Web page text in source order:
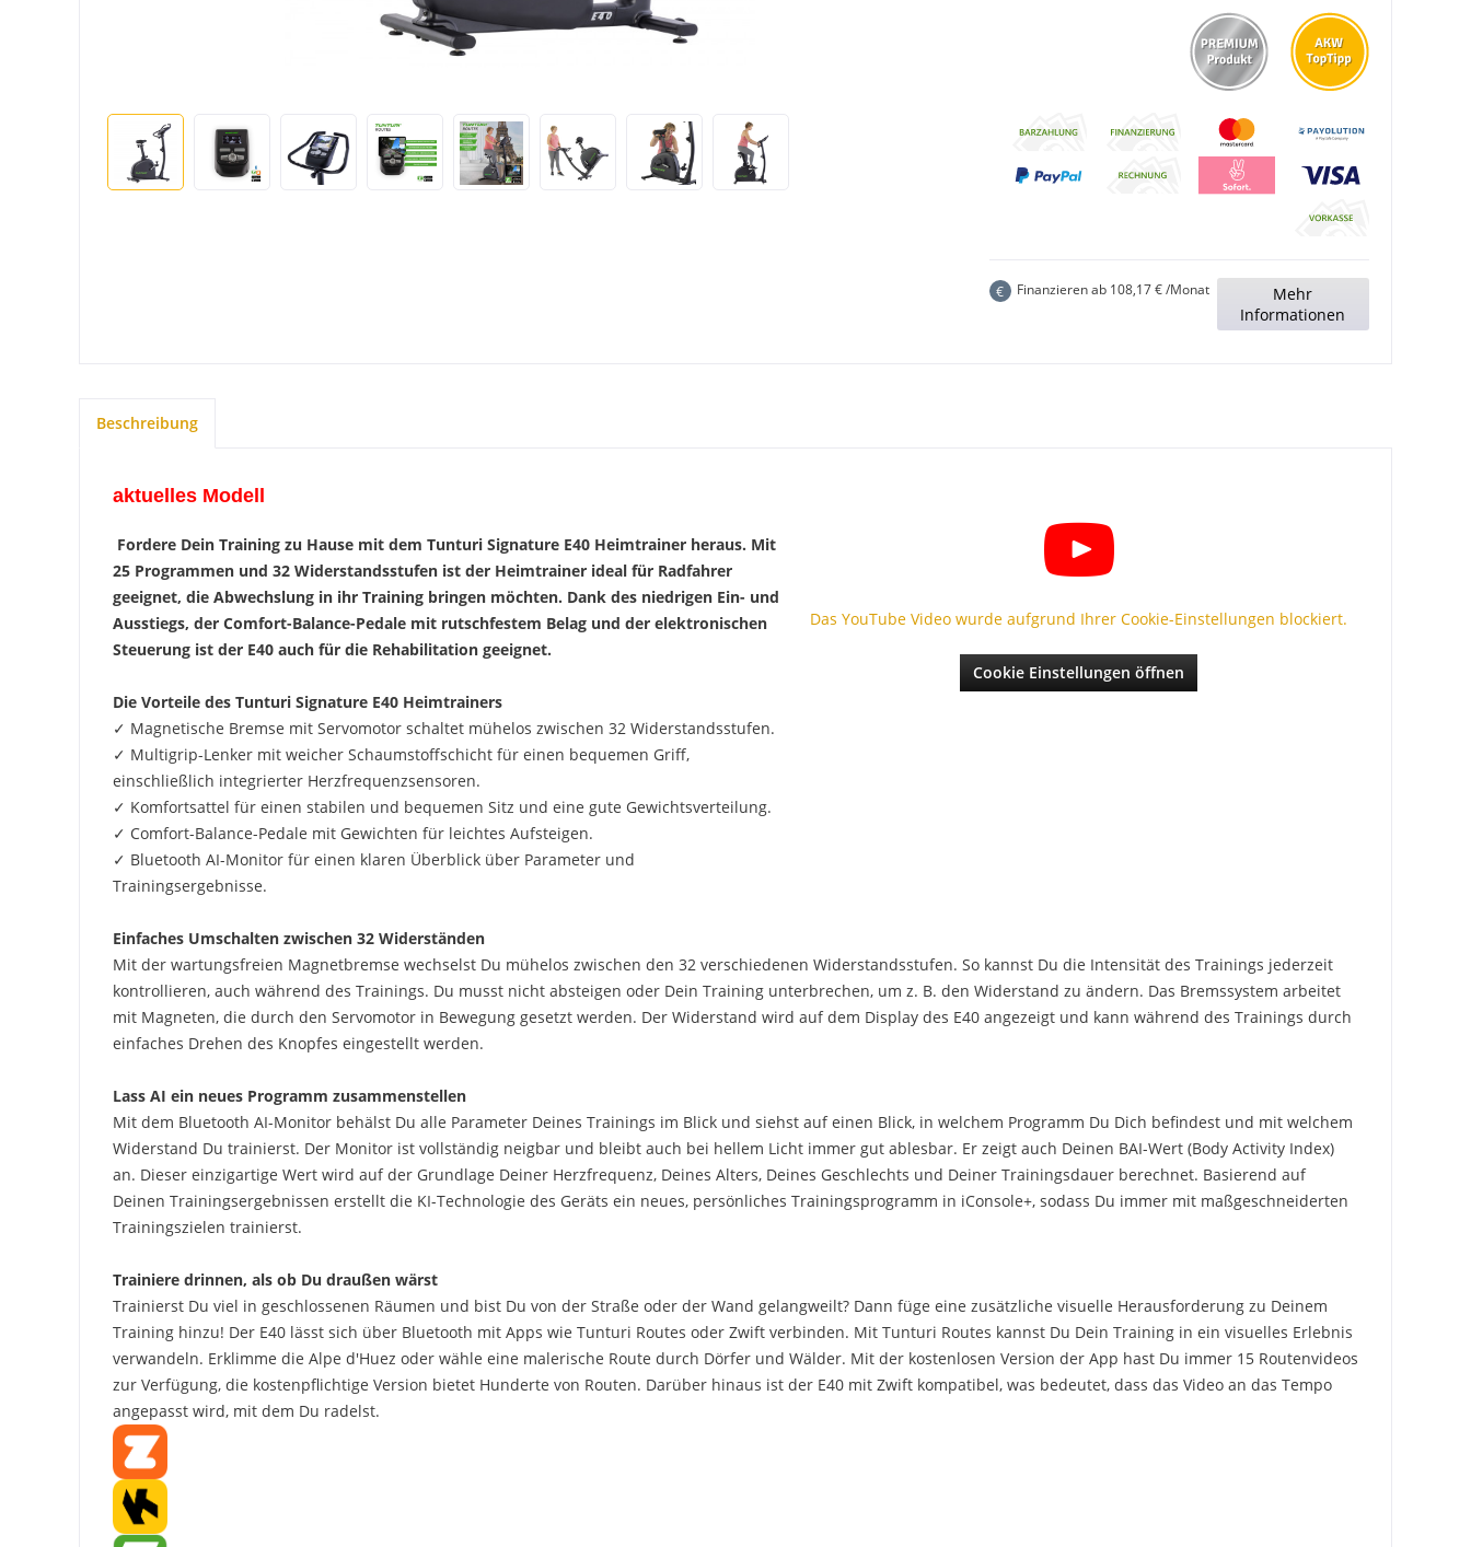
€ Finanzieren ab 108,17€ /Monat
Mehr
Informationen
Beschreibung
Das YouTube Video wurde aufgrund Ihrer Cookie-Einstellungen blockiert.
Cookie Einstellungen öffnen
aktuelles Modell
Fordere Dein Training zu Hause mit dem Tunturi Signature E40 Heimtrainer heraus. Mit
25 Programmen und 32 Widerstandsstufen ist der Heimtrainer ideal für Radfahrer
geeignet, die Abwechslung in ihr Training bringen möchten. Dank des niedrigen Ein- und
Ausstiegs, der Comfort-Balance-Pedale mit rutschfestem Belag und der elektronischen
Steuerung ist der E40 auch für die Rehabilitation geeignet.
Die Vorteile des Tunturi Signature E40 Heimtrainers
✓ Magnetische Bremse mit Servomotor schaltet mühelos zwischen 32 Widerstandsstufen.
✓ Multigrip-Lenker mit weicher Schaumstoffschicht für einen bequemen Griff,
einschließlich integrierter Herzfrequenzsensoren.
✓ Komfortsattel für einen stabilen und bequemen Sitz und eine gute Gewichtsverteilung.
✓ Comfort-Balance-Pedale mit Gewichten für leichtes Aufsteigen.
✓ Bluetooth AI-Monitor für einen klaren Überblick über Parameter und
Trainingsergebnisse.
Einfaches Umschalten zwischen 32 Widerständen
Mit der wartungsfreien Magnetbremse wechselst Du mühelos zwischen den 32 verschiedenen Widerstandsstufen. So kannst Du die Intensität des Trainings jederzeit
kontrollieren, auch während des Trainings. Du musst nicht absteigen oder Dein Training unterbrechen, um z. B. den Widerstand zu ändern. Das Bremssystem arbeitet
mit Magneten, die durch den Servomotor in Bewegung gesetzt werden. Der Widerstand wird auf dem Display des E40 angezeigt und kann während des Trainings durch
einfaches Drehen des Knopfes eingestellt werden.
Lass AI ein neues Programm zusammenstellen
Mit dem Bluetooth AI-Monitor behälst Du alle Parameter Deines Trainings im Blick und siehst auf einen Blick, in welchem Programm Du Dich befindest und mit welchem
Widerstand Du trainierst. Der Monitor ist vollständig neigbar und bleibt auch bei hellem Licht immer gut ablesbar. Er zeigt auch Deinen BAI-Wert (Body Activity Index)
an. Dieser einzigartige Wert wird auf der Grundlage Deiner Herzfrequenz, Deines Alters, Deines Geschlechts und Deiner Trainingsdauer berechnet. Basierend auf
Deinen Trainingsergebnissen erstellt die KI-Technologie des Geräts ein neues, persönliches Trainingsprogramm in iConsole+, sodass Du immer mit maßgeschneiderten
Trainingszielen trainierst.
Trainiere drinnen, als ob Du draußen wärst
Trainierst Du viel in geschlossenen Räumen und bist Du von der Straße oder der Wand gelangweilt? Dann füge eine zusätzliche visuelle Herausforderung zu Deinem
Training hinzu! Der E40 lässt sich über Bluetooth mit Apps wie Tunturi Routes oder Zwift verbinden. Mit Tunturi Routes kannst Du Dein Training in ein visuelles Erlebnis
verwandeln. Erklimme die Alpe d'Huez oder wähle eine malerische Route durch Dörfer und Wälder. Mit der kostenlosen Version der App hast Du immer 15 Routenvideos
zur Verfügung, die kostenpflichtige Version bietet Hunderte von Routen. Darüber hinaus ist der E40 mit Zwift kompatibel, was bedeutet, dass das Video an das Tempo
angepasst wird, mit dem Du radelst.